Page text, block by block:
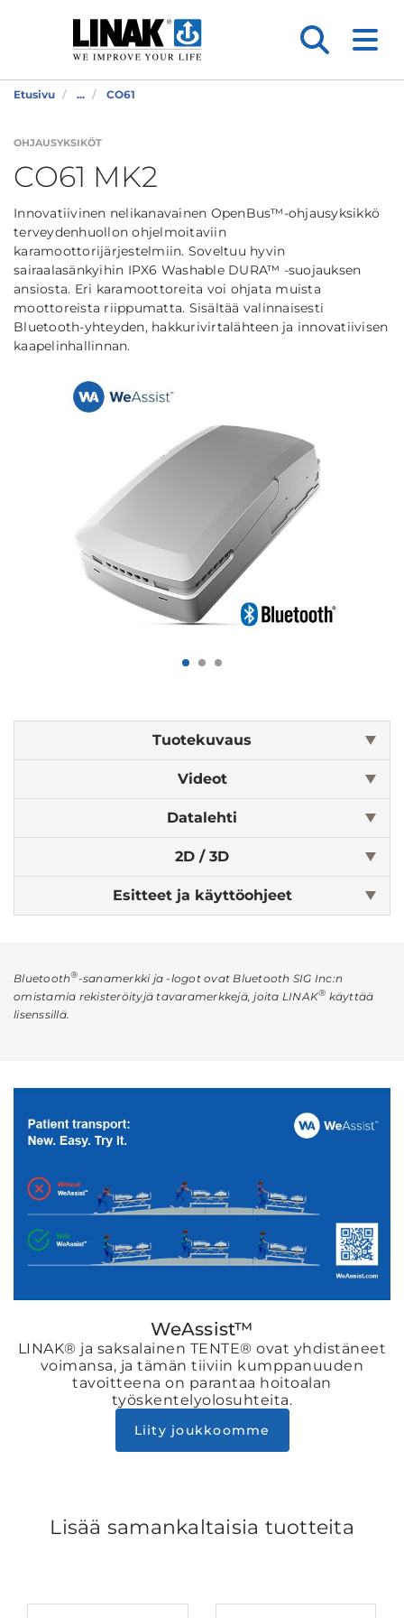
Etusivu ... CO61
OHJAUSYKSIKÖT
CO61 MK2
Innovatiivinen nelikanavainen OpenBus™-ohjausyksikkö
terveydenhuollon ohjelmoitaviin
karamoottorijärjestelmiin. Soveltuu hyvin
sairaalasänkyihin IPX6 Washable DURA™ -suojauksen
ansiosta. Eri karamoottoreita voi ohjata muista
moottoreista riippumatta. Sisältää valinnaisesti
Bluetooth-yhteyden, hakkurivirtalähteen ja innovatiivisen
kaapelinhallinnan.
Tuotekuvaus
Videot
Datalehti
2D / 3D
Esitteet ja käyttöohjeet
Bluetooth®-sanamerkki ja -logot ovat Bluetooth SIG Inc:n
omistamia rekisteröityjä tavaramerkkejä, joita LINAK® käyttää
lisenssillä.
WeAssist™
LINAK® ja saksalainen TENTE® ovat yhdistäneet
voimansa, ja tämän tiiviin kumppanuuden
tavoitteena on parantaa hoitoalan
työskentelyolosuhteita.
Liity joukkoomme
Lisää samankaltaisia tuotteita